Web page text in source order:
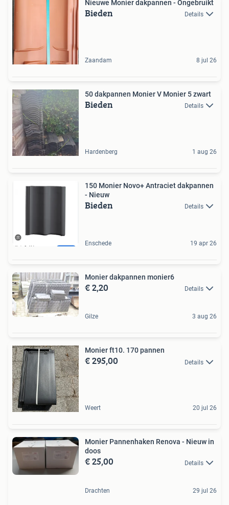
Nieuwe Monier dakpannen - Ongebruikt
Bieden Details
Zaandam 8 jul 26
50 dakpannen Monier V Monier 5 zwart
Bieden Details
Hardenberg 1 aug 26
150 Monier Novo+ Antraciet dakpannen
- Nieuw
Bieden Details
Enschede 19 apr 26
Monier dakpannen monier6
€ 2,20 Details
Gilze 3 aug 26
Monier ft10. 170 pannen
€ 295,00 Details
Weert 20 jul 26
Monier Pannenhaken Renova - Nieuw in
doos
€ 25,00 Details
Drachten 29 jul 26